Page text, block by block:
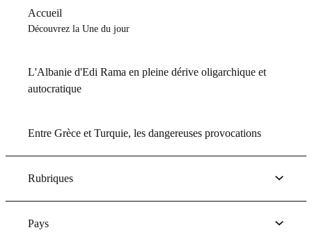
Accueil
Découvrez la Une du jour
L'Albanie d'Edi Rama en pleine dérive oligarchique et
autocratique
Entre Grèce et Turquie, les dangereuses provocations
Rubriques
Pays